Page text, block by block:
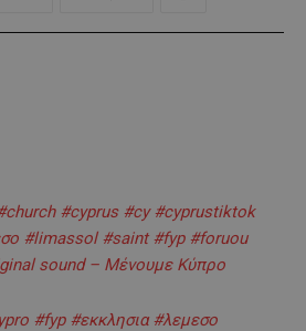
#cyprus #cy #cyprustiktok
#limassol #saint #fyp #foruou
sound – Μένουμε Κύπρο
#fyp #εκκλησια #λεμεσο